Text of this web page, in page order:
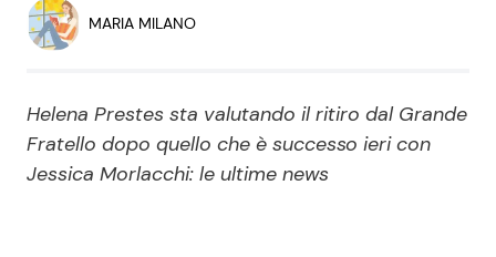
Economia
Persone Scomparse
Politica
Programmi TV
Reality e Talent
MARIA MILANO
Helena Prestes sta valutando il ritiro dal Grande
Fratello dopo quello che è successo ieri con
Jessica Morlacchi: le ultime news